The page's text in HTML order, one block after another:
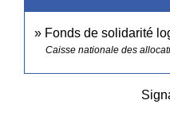
Fonds de solidarité
Caisse nationale des